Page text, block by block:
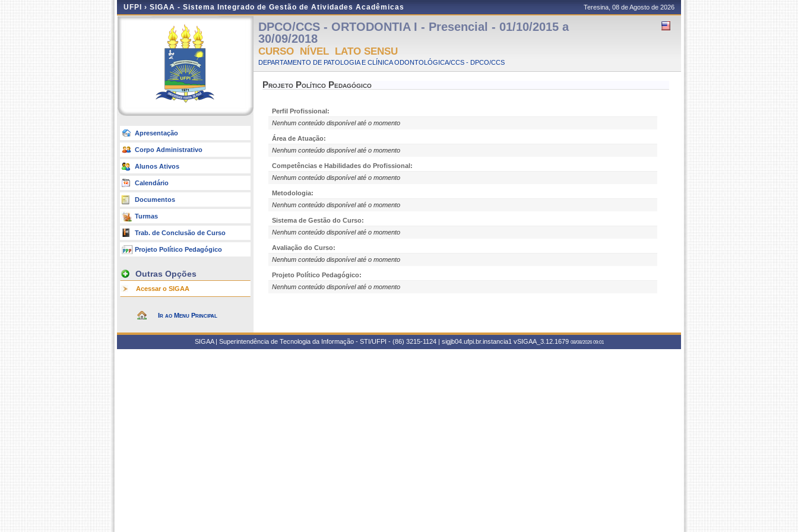
UFPI › SIGAA - Sistema Integrado de Gestão de Atividades Acadêmicas Teresina, 08 de Agosto de 2026
Apresentação
Corpo Administrativo
Alunos Ativos
Calendário
Documentos
Turmas
Trab. de Conclusão de Curso
Projeto Político Pedagógico
Outras Opções
Acessar o SIGAA
Ir ao Menu Principal
DPCO/CCS - ORTODONTIA I - Presencial - 01/10/2015 a
30/09/2018
CURSO NÍVEL LATO SENSU
DEPARTAMENTO DE PATOLOGIA E CLÍNICA ODONTOLÓGICA/CCS - DPCO/CCS
Projeto Político Pedagógico
Perfil Profissional:
Nenhum conteúdo disponível até o momento
Área de Atuação:
Nenhum conteúdo disponível até o momento
Competências e Habilidades do Profissional:
Nenhum conteúdo disponível até o momento
Metodologia:
Nenhum conteúdo disponível até o momento
Sistema de Gestão do Curso:
Nenhum conteúdo disponível até o momento
Avaliação do Curso:
Nenhum conteúdo disponível até o momento
Projeto Político Pedagógico:
Nenhum conteúdo disponível até o momento
SIGAA | Superintendência de Tecnologia da Informação - STI/UFPI - (86) 3215-1124 | sigjb04.ufpi.br.instancia1 vSIGAA_3.12.1679 08/08/2026 09:01